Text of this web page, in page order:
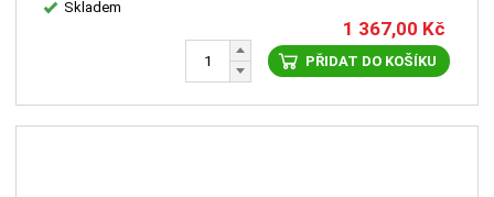
Skladem
1 367,00 Kč
PŘIDAT DO KOŠÍKU